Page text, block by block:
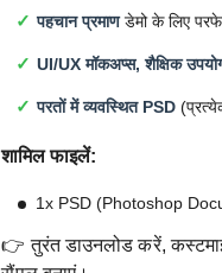
पहचान प्रमाणडेमो के लिए
UI/UX मॉकअप्स, शैक्षिक
परतों में व्यवस्थित PSD
शामिल फाइलें:
1x PSD (Photoshop
👉 तुरंत डाउनलोड करें,